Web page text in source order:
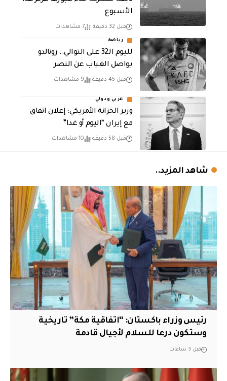
الأسبوع
قبل 32 دقيقة 7 مشاهدات
رياضة
لليوم الـ32 على التوالي.. رونالدو
يواصل الغياب عن النصر
قبل 45 دقيقة 9 مشاهدات
عربي ودولي
وزير الخزانة الأمريكي: إعلان اتفاق
مع إيران “اليوم أو غدا”
قبل 58 دقيقة 10 مشاهدات
شاهد المزيد..
رئيس وزراء باكستان: “اتفاقية مكة” تاريخية
وستكون درعا للسلام لأجيال قادمة
قبل 3 ساعات